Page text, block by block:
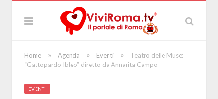
Home » Agenda » Eventi »
Teatro delle Muse:
“Gattopardo Ibleo” diretto da Annarita Campo
EVENTI